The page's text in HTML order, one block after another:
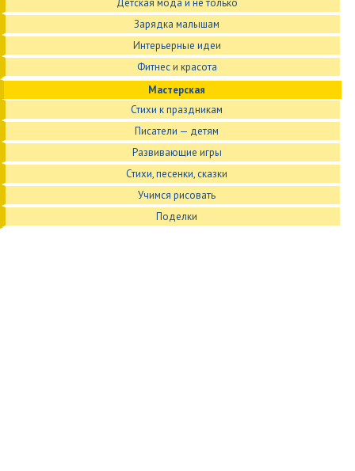
Детская мода и не только
Зарядка малышам
Интерьерные идеи
Фитнес и красота
Мастерская
Стихи к праздникам
Писатели — детям
Развивающие игры
Стихи, песенки, сказки
Учимся рисовать
Поделки